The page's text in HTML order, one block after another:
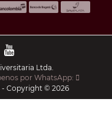
Ltda.
por WhatsApp:
- Copyright © 2026